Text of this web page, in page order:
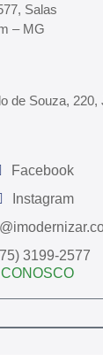
Salas
– MG
de Souza, 220,
Facebook
Instagram
3199-2577